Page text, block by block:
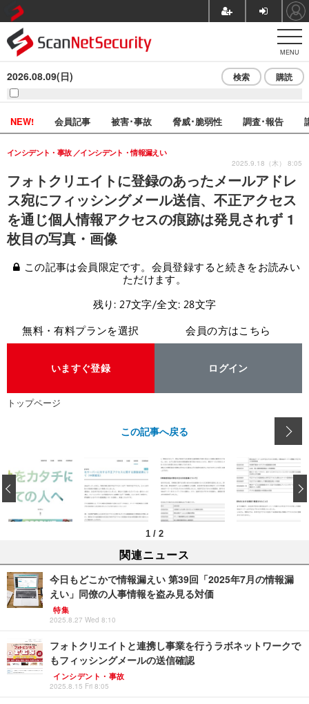
MENU
2026.08.09(日) 検索 購読
NEW! 会員記事 被害･事故 脅威･脆弱性 調査･報告
フォトクリエイトに登録のあったメールアドレ
ス宛にフィッシングメール送信、不正アクセス
を通じ個人情報アクセスの痕跡は発見されず 1
枚目の写真・画像
インシデント・事故 インシデント・情報漏えい
2025.9.18（木） 8:05
この記事は会員限定です。会員登録すると続きをお読みい
ただけます。
残り: 27文字/全文: 28文字
無料・有料プランを選択
いますぐ登録
会員の方はこちら
ログイン
トップページ
この記事へ戻る
1 / 2
‹
関連ニュース
今日もどこかで情報漏えい 第39回「2025年7月の情報漏
えい」同僚の人事情報を盗み見る対価
特集
2025.8.27 Wed 8:10
フォトクリエイトと連携し事業を行うラボネットワークで
もフィッシングメールの送信確認
インシデント・事故
2025.8.15 Fri 8:05